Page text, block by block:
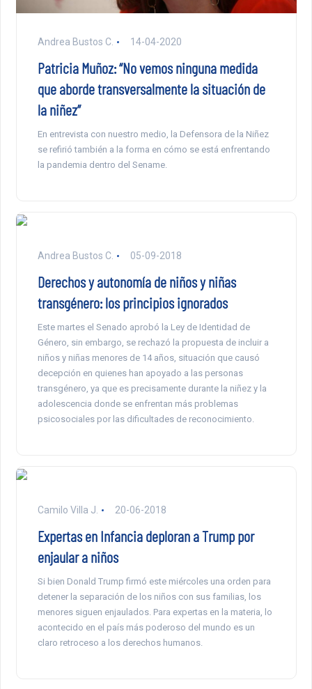
Andrea Bustos C. 14-04-2020
Patricia Muñoz: “No vemos ninguna medida
que aborde transversalmente la situación de
la niñez”
En entrevista con nuestro medio, la Defensora de la Niñez
se refirió también a la forma en cómo se está enfrentando
la pandemia dentro del Sename.
Andrea Bustos C. 05-09-2018
Derechos y autonomía de niños y niñas
transgénero: los principios ignorados
Este martes el Senado aprobó la Ley de Identidad de
Género, sin embargo, se rechazó la propuesta de incluir a
niños y niñas menores de 14 años, situación que causó
decepción en quienes han apoyado a las personas
transgénero, ya que es precisamente durante la niñez y la
adolescencia donde se enfrentan más problemas
psicosociales por las dificultades de reconocimiento.
Camilo Villa J. 20-06-2018
Expertas en Infancia deploran a Trump por
enjaular a niños
Si bien Donald Trump firmó este miércoles una orden para
detener la separación de los niños con sus familias, los
menores siguen enjaulados. Para expertas en la materia, lo
acontecido en el país más poderoso del mundo es un
claro retroceso a los derechos humanos.